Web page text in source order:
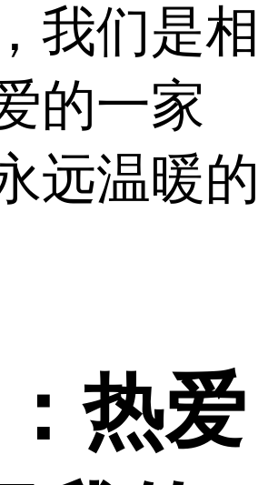
我们是相
的一家
远温暖的
热爱